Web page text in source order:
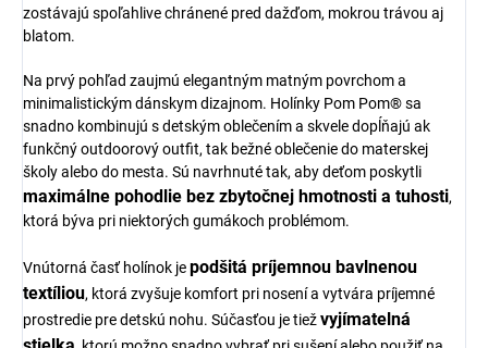
zostávajú spoľahlive chránené pred dažďom, mokrou trávou aj
blatom.
Na prvý pohľad zaujmú elegantným matným povrchom a
minimalistickým dánskym dizajnom. Holínky Pom Pom® sa
snadno kombinujú s detským oblečením a skvele dopĺňajú ak
funkčný outdoorový outfit, tak bežné oblečenie do materskej
školy alebo do mesta. Sú navrhnuté tak, aby deťom poskytli
maximálne pohodlie bez zbytočnej hmotnosti a tuhosti,
ktorá býva pri niektorých gumákoch problémom.
Vnútorná časť holínok jepodšitá príjemnou bavlnenou
textíliou, ktorá zvyšuje komfort pri nosení a vytvára príjemné
prostredie pre detskú nohu. Súčasťou je tiežvyjímatelná